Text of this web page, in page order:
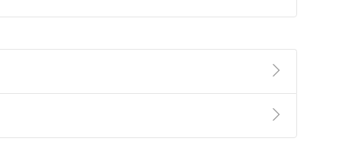
第2條第5款之規定，「非以有形媒介提供之數位